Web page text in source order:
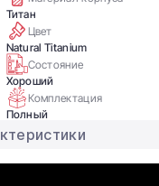
Титан
Цвет
Natural Titanium
Состояние
Хороший
Комплектация
Полный